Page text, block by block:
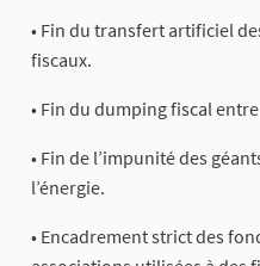
• Fin du transfert artificiel
fiscaux.
• Fin du dumping fiscal
• Fin de l’impunité des
l’énergie.
• Encadrement strict des